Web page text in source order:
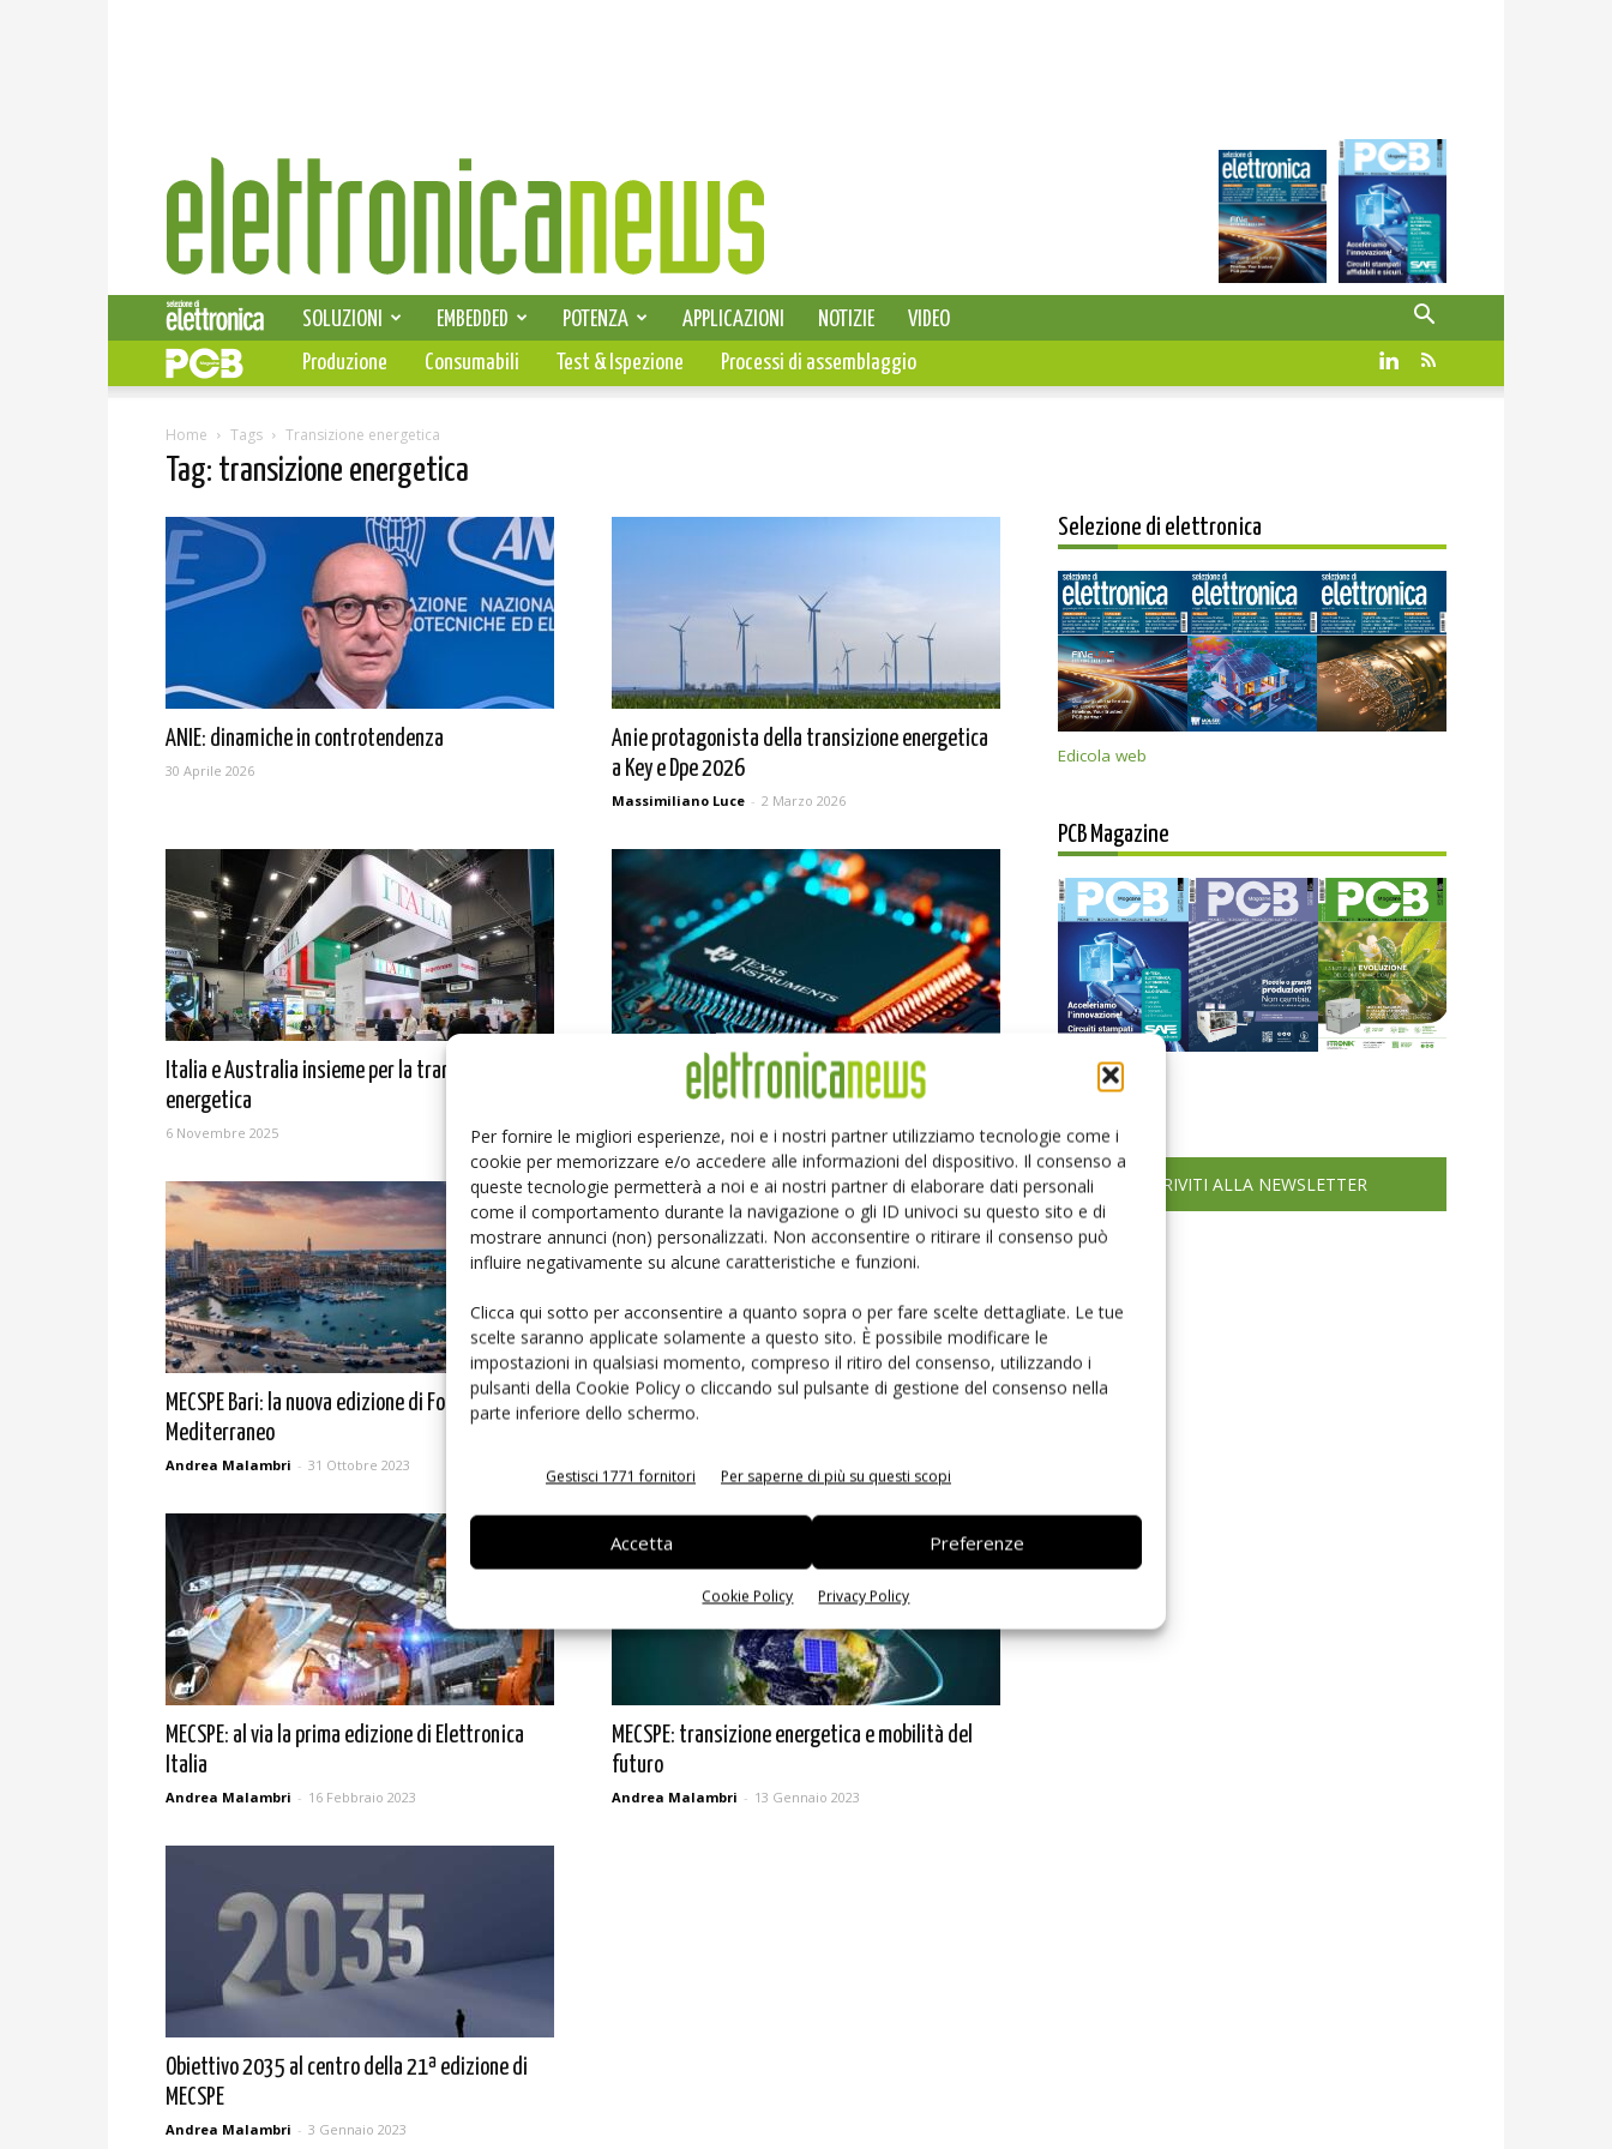
Per fornire le migliori esperienze, noi e i nostri partner utilizziamo tecnologie come i
cookie per memorizzare e/o accedere alle informazioni del dispositivo. Il consenso a
queste tecnologie permetterà a noi e ai nostri partner di elaborare dati personali
come il comportamento durante la navigazione o gli ID univoci su questo sito e di
mostrare annunci (non) personalizzati. Non acconsentire o ritirare il consenso può
influire negativamente su alcune caratteristiche e funzioni.
Clicca qui sotto per acconsentire a quanto sopra o per fare scelte dettagliate. Le tue
scelte saranno applicate solamente a questo sito. È possibile modificare le
impostazioni in qualsiasi momento, compreso il ritiro del consenso, utilizzando i
pulsanti della Cookie Policy o cliccando sul pulsante di gestione del consenso nella
parte inferiore dello schermo.
Gestisci 1771 fornitori Per saperne di più su questi scopi
Accetta Preferenze
Cookie Policy Privacy Policy
Elettronica
News
SELEZIONE DI ELETTRONICA
SOLUZIONI EMBEDDED POTENZA APPLICAZIONI NOTIZIE
VIDEO
PCB
Produzione Consumabili Test & Ispezione Processi di assemblaggio
Home Tags Transizione energetica
Tag: transizione energetica
ANIE: dinamiche in controtendenza
30 Aprile 2026
Anie protagonista della transizione energetica
a Key e Dpe 2026
Massimiliano Luce - 2 Marzo 2026
Italia e Australia insieme per la transizione
energetica
6 Novembre 2025
TI lavora per un futuro sicuro, smart e
sostenibile
Massimiliano Luce - 11 Aprile 2024
MECSPE Bari: la nuova edizione di Focus
Mediterraneo
Andrea Malambri - 31 Ottobre 2023
MECSPE Bari: sostenibilità e tecnologie abilitanti
Andrea Malambri 4 Settembre 2023
MECSPE: al via la prima edizione di Elettronica
Italia
Andrea Malambri - 16 Febbraio 2023
MECSPE: transizione energetica e mobilità del
futuro
Andrea Malambri - 13 Gennaio 2023
Obiettivo 2035 al centro della 21ª edizione di
MECSPE
Andrea Malambri - 3 Gennaio 2023
Selezione di elettronica
Edicola web
PCB Magazine
Edicola web
ISCRIVITI ALLA NEWSLETTER